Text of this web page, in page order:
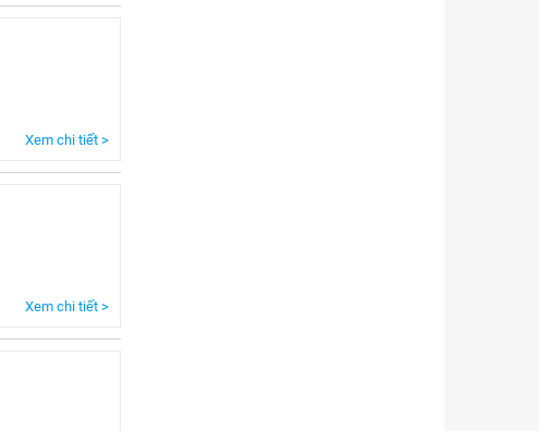
Xem chi tiết >
Xem chi tiết >